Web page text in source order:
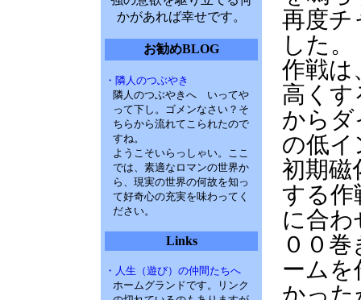
かがあれば幸せです。
お勧めBLOG
・隣人のつぶやき
隣人のつぶやきへ いってや
って下し。ゴメンなさい？そ
ちらから流れてこられたので
すね。
ようこそいらっしゃい。ここ
では、素適なロマンの世界か
ら、現実の世界の何故を知っ
て好奇心の充実を味わってく
ださい。
Links
・人生（遊び）の仲間たちへ
ホームグランドです。リンク
再度チ
した。
作戦は
高くす
から
の低イ
初期磁
する作
に合
００
ーム
かっ